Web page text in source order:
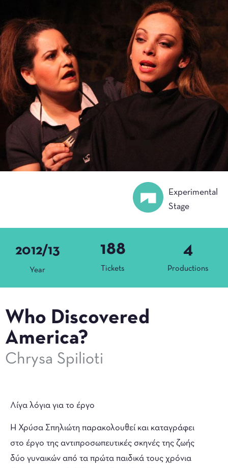
Experimental
Stage
2012/13
Year Tickets
188
Productions
4
Who Discovered
America?
Chrysa Spilioti
Λίγα λόγια για το έργο
Η Χρύσα Σπηλιώτη παρακολουθεί και καταγράφει
στο έργο της αντιπροσωπευτικές σκηνές της ζωής
δύο γυναικών από τα πρώτα παιδικά τους χρόνια